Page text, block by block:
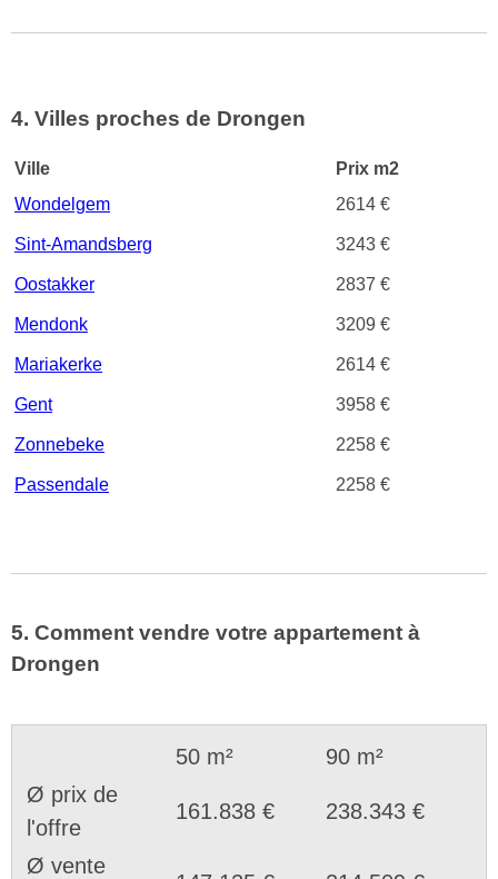
4. Villes proches de Drongen
Ville
Prix m2
Wondelgem
2614 €
Sint-Amandsberg 3243 €
Oostakker 2837 €
Mendonk 3209 €
Mariakerke 2614 €
Gent 3958 €
Zonnebeke 2258 €
Passendale 2258 €
5. Comment vendre votre appartement à
Drongen
50 m²
90 m²
Ø prix de
l'offre
161.838 € 238.343 €
Ø vente